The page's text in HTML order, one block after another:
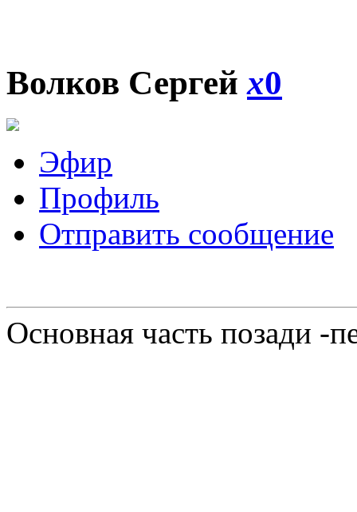
Волков Сергейx0
Эфир
Профиль
Отправить сообщение
Основная часть позади -